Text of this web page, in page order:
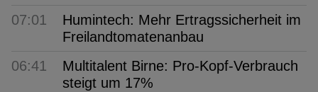
07:01
Humintech: Mehr Ertragssicherheit im
Freilandtomatenanbau
06:41
Multitalent Birne: Pro-Kopf-Verbrauch
steigt um 17%